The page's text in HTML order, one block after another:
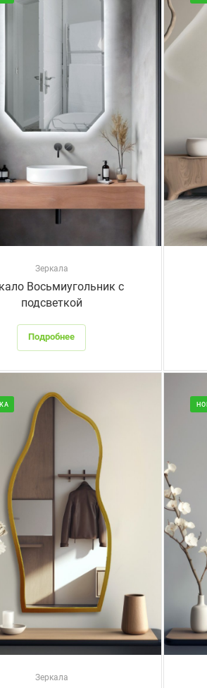
Зеркала
Восьмиугольник с
подсветкой
Подробнее
Зеркала